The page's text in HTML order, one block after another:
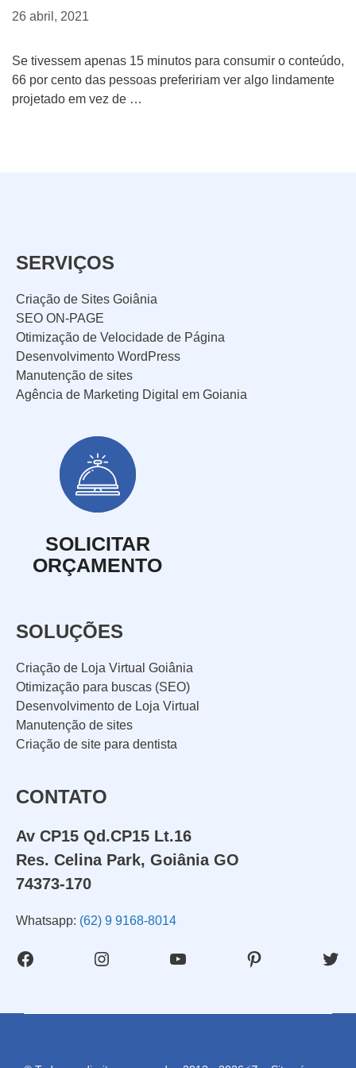
26 abril, 2021
Se tivessem apenas 15 minutos para consumir o conteúdo,
66 por cento das pessoas prefeririam ver algo lindamente
projetado em vez de …
SERVIÇOS
Criação de Sites Goiânia
SEO ON-PAGE
Otimização de Velocidade de Página
Desenvolvimento WordPress
Manutenção de sites
Agência de Marketing Digital em Goiania
SOLICITAR
ORÇAMENTO
SOLUÇÕES
Criação de Loja Virtual Goiânia
Otimização para buscas (SEO)
Desenvolvimento de Loja Virtual
Manutenção de sites
Criação de site para dentista
CONTATO
Av CP15 Qd.CP15 Lt.16
Res. Celina Park, Goiânia GO
74373-170
Whatsapp: (62) 9 9168-8014
FacebookInstagramYoutube Pinterest
f
n
e
N
o
m
p
e
s
a
c
u
s
a
b
d
o
d
n
ó
?
Google ADS
Criação de Loja Virtual
SEO (Ranking no Google)
Videos Animados
Marketing Digital
Mídias Sociais
Outros
D
e
l
e
s
d
o
r
o
j
e
o
ENVIAR